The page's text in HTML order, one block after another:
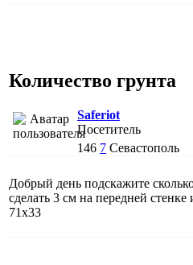
Количество грунта
Saferiot
Посетитель
146 7 Севастополь
Добрый день подскажите
сделать 3 см на передней
71х33